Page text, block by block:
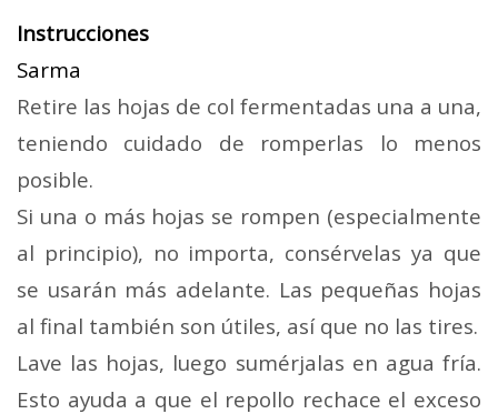
Instrucciones
Sarma
Retire las hojas de col fermentadas una a una,
teniendo cuidado de romperlas lo menos
posible.
Si una o más hojas se rompen (especialmente
al principio), no importa, consérvelas ya que
se usarán más adelante. Las pequeñas hojas
al final también son útiles, así que no las tires.
Lave las hojas, luego sumérjalas en agua fría.
Esto ayuda a que el repollo rechace el exceso